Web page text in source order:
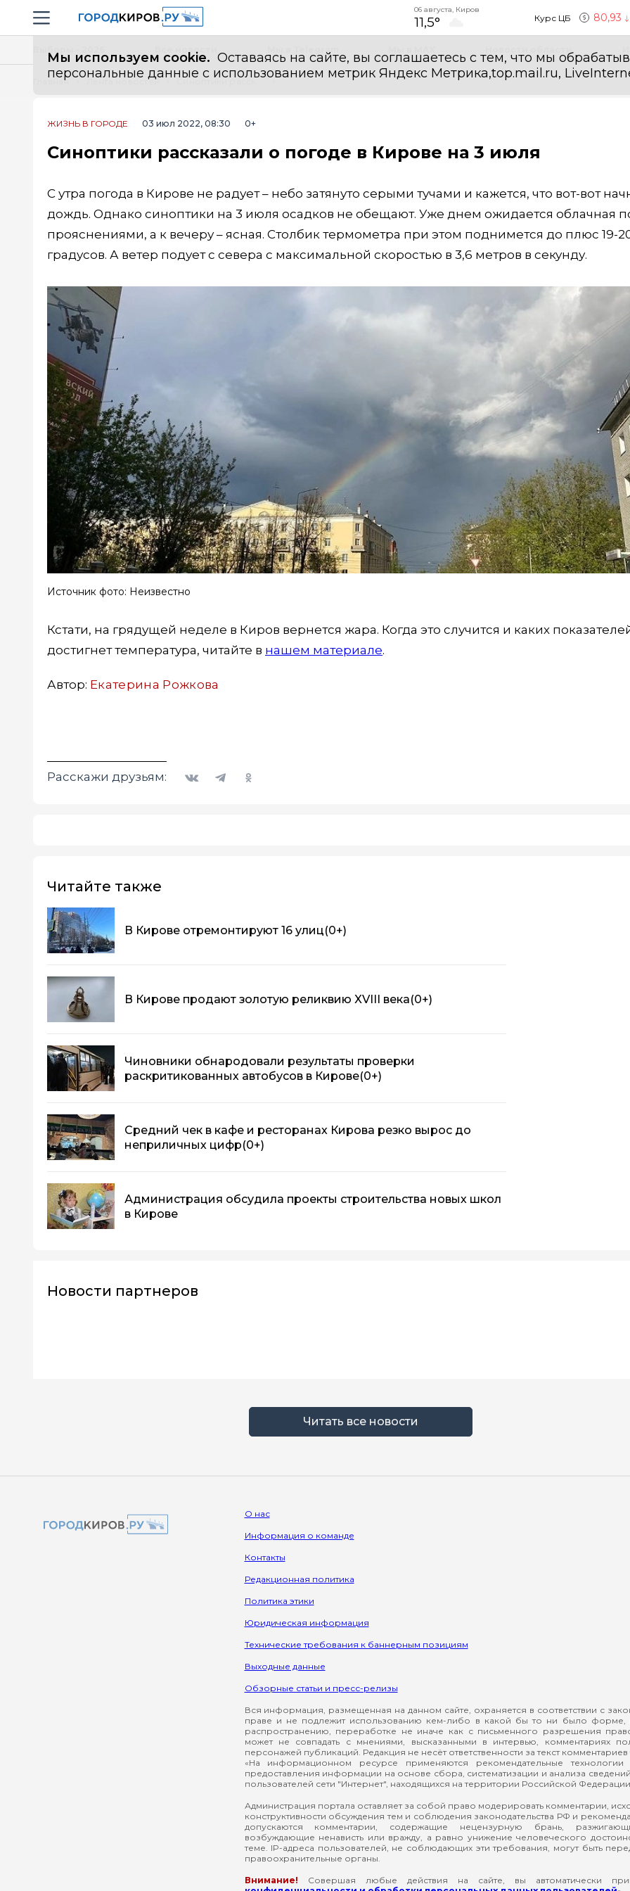
Навигация сайта
06 августа, Киров
11,5° Курс ЦБ 80,93
Мы используем cookie. Оставаясь на сайте, вы соглашаетесь с тем, что мы
персональные данные с использованием метрик Яндекс Метрика,top.mail.ru,
Все новости
Главная Лента новостей
ЖИЗНЬ В ГОРОДЕ 03 июл 2022, 08:30 0+
Синоптики рассказали о погоде в Кирове на 3 июля
С утра погода в Кирове не радует – небо затянуто серыми тучами и кажется, что вот-вот
дождь. Однако синоптики на 3 июля осадков не обещают. Уже днем ожидается облачная
прояснениями, а к вечеру – ясная. Столбик термометра при этом поднимется до плюс 19-
градусов. А ветер подует с севера с максимальной скоростью в 3,6 метров в секунду.
Источник фото: Неизвестно
Кстати, на грядущей неделе в Киров вернется жара. Когда это случится и каких
достигнет температура, читайте в нашем материале.
Автор: Екатерина Рожкова
Расскажи друзьям:
Читайте также
В Кирове отремонтируют 16 улиц(0+)
В Кирове продают золотую реликвию XVIII века(0+)
Чиновники обнародовали результаты проверки
раскритикованных автобусов в Кирове(0+)
Средний чек в кафе и ресторанах Кирова резко вырос до
неприличных цифр(0+)
Администрация обсудила проекты строительства новых школ
в Кирове
Новости партнеров
Читать все новости
О нас
Информация о команде
Контакты
Редакционная политика
Политика этики
Юридическая информация
Технические требования к баннерным позициям
Выходные данные
Обзорные статьи и пресс-релизы
Вся информация, размещенная на данном сайте, охраняется в соответствии с
праве и не подлежит использованию кем-либо в какой бы то ни было форме,
распространению, переработке не иначе как с письменного разрешения
может не совпадать с мнениями, высказанными в интервью, комментариях
персонажей публикаций. Редакция не несёт ответственности за текст комментариев
«На информационном ресурсе применяются рекомендательные технологии
предоставления информации на основе сбора, систематизации и анализа
пользователей сети "Интернет", находящихся на территории Российской
Администрация портала оставляет за собой право модерировать комментарии,
конструктивности обсуждения тем и соблюдения законодательства РФ и
допускаются комментарии, содержащие нецензурную брань,
возбуждающие ненависть или вражду, а равно унижение человеческого
теме. IP-адреса пользователей, не соблюдающих эти требования, могут быть
правоохранительные органы.
Внимание! Совершая любые действия на сайте, вы автоматически